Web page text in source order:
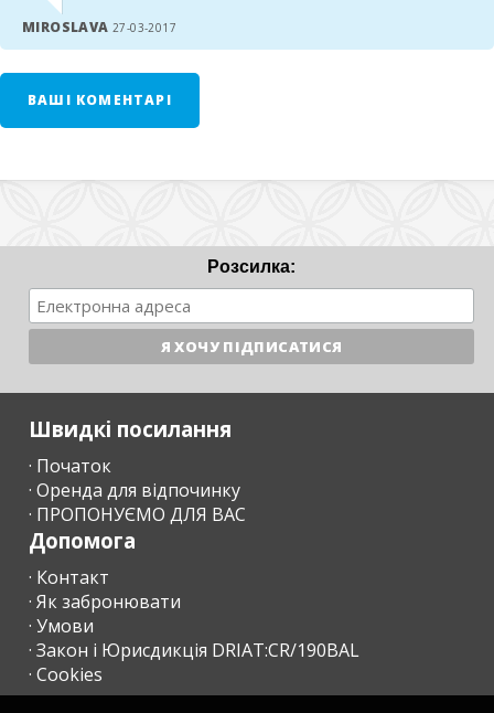
13:00 → 60 €
ЕКО-ПОДАТОК
(з 9-ї ночі)
Гостідо 16 років звільнені.
Оплата здійснюєтьсяпісля прибуття.
MIROSLAVA 27-03-2017
ВАШІ КОМЕНТАРІ
Розсилка:
Швидкі посилання
· Початок
· Оренда для відпочинку
· ПРОПОНУЄМО ДЛЯ ВАС
Допомога
· Контакт
· Як забронювати
· Умови
· Закон і Юрисдикція DRIAT:CR/190BAL
· Cookies